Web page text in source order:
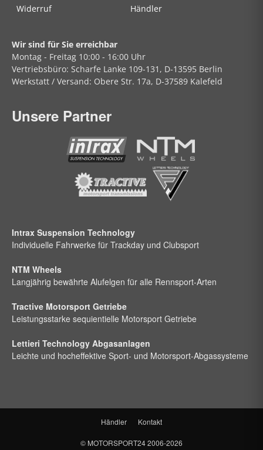
Widerruf
Händler
Wir sind für Sie erreichbar
Montag - Freitag 10:00 - 16:00 Uhr
Vertriebsbüro: Scharfe Lanke 109-131, D-13595 Berlin
Werkstatt / Versand: Obere Str. 17a, D-37589 Kalefeld
Unsere Partner
Intrax Suspension Technology
Individuelle Fahrwerke für Trackday und Clubsport
NTM Wheels
Langjährig bewährte Alufelgen für alle Rennsport-Arten
Tractive Motorsport Getriebe
Leistungsstarke sequientielle Motorsport Getriebe
Lettieri Technology Abgasanlagen
Leichte und hocheffektive Sport- und Motorsport-Abgassysteme
Händler Kontakt
© MOTORSPORT242006-2026